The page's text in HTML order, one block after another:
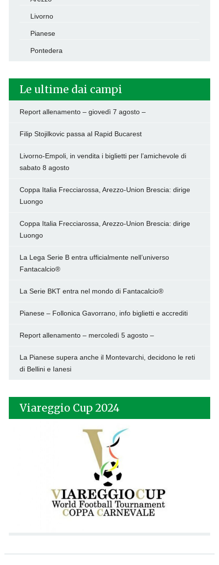
Livorno
Pianese
Pontedera
Le ultime dai campi
Report allenamento – giovedì 7 agosto –
Filip Stojilkovic passa al Rapid Bucarest
Livorno-Empoli, in vendita i biglietti per l’amichevole di
sabato 8 agosto
Coppa Italia Frecciarossa, Arezzo-Union Brescia: dirige
Luongo
Coppa Italia Frecciarossa, Arezzo-Union Brescia: dirige
Luongo
La Lega Serie B entra ufficialmente nell’universo
Fantacalcio®
La Serie BKT entra nel mondo di Fantacalcio®
Pianese – Follonica Gavorrano, info biglietti e accrediti
Report allenamento – mercoledì 5 agosto –
La Pianese supera anche il Montevarchi, decidono le reti
di Bellini e Ianesi
Viareggio Cup 2024